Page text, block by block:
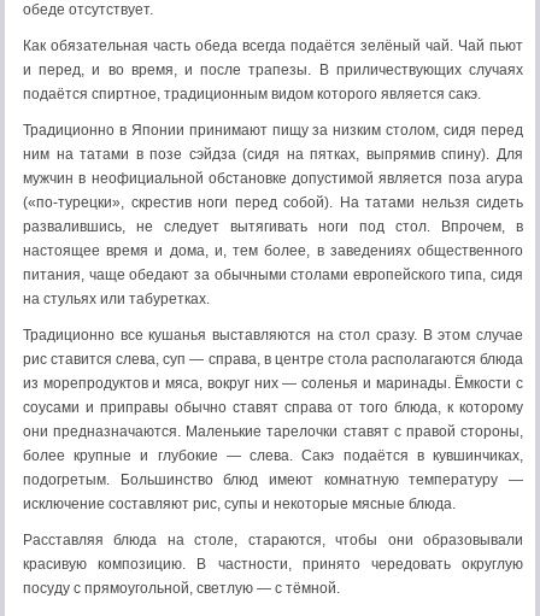
обеде отсутствует.
Как обязательная часть обеда всегда подаётся зелёный чай. Чай пьют
и перед, и во время, и после трапезы. В приличествующих случаях
подаётся спиртное, традиционным видом которого является сакэ.
Традиционно в Японии принимают пищу за низким столом, сидя перед
ним на татами в позе сэйдза (сидя на пятках, выпрямив спину). Для
мужчин в неофициальной обстановке допустимой является поза агура
(«по-турецки», скрестив ноги перед собой). На татами нельзя сидеть
развалившись, не следует вытягивать ноги под стол. Впрочем, в
настоящее время и дома, и, тем более, в заведениях общественного
питания, чаще обедают за обычными столами европейского типа, сидя
на стульях или табуретках.
Традиционно все кушанья выставляются на стол сразу. В этом случае
рис ставится слева, суп — справа, в центре стола располагаются блюда
из морепродуктов и мяса, вокруг них — соленья и маринады. Ёмкости с
соусами и приправы обычно ставят справа от того блюда, к которому
они предназначаются. Маленькие тарелочки ставят с правой стороны,
более крупные и глубокие — слева. Сакэ подаётся в кувшинчиках,
подогретым. Большинство блюд имеют комнатную температуру —
исключение составляют рис, супы и некоторые мясные блюда.
Расставляя блюда на столе, стараются, чтобы они образовывали
красивую композицию. В частности, принято чередовать округлую
посуду с прямоугольной, светлую — с тёмной.